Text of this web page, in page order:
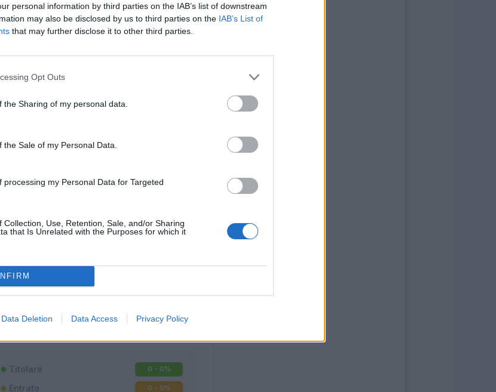
personal information by third parties on the IAB’s list of downstream
may also be disclosed by us to third parties on the IAB’s List of
that may further disclose it to other third parties.
Opt Outs
the Sharing of my personal data.
Sale of my Personal Data.
processing my Personal Data for Targeted
Collection, Use, Retention, Sale, and/or Sharing
that Is Unrelated with the Purposes for which it
Data Deletion Data Access Privacy Policy
Mantra
Titolare 0 - 0%
Entrato 0 - 0%